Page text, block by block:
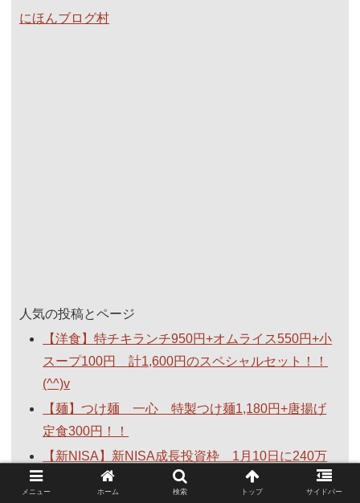
にほんブログ村
人気の投稿とページ
【洋食】特チキランチ950円+オムライス550円+小
スープ100円 計1,600円のスペシャルセット！！
(^^)v
【麺】つけ麺 一心 特製つけ麺1,180円+唐揚げ
定食300円！！
【新NISA】新NISA成長投資枠 1月10日に240万
円全額ぶっこんでみた結果！！3月23日現在の結果
メニュー ホーム 検索 トップ サイドバー